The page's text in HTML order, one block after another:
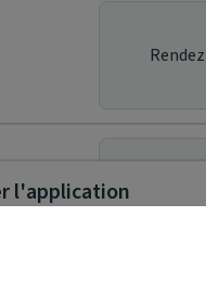
l'application